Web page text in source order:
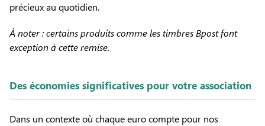
précieux au quotidien.
À noter : certains produits comme les timbres Bpost font
exception à cette remise.
Des économies significatives pour votre association
Dans un contexte où chaque euro compte pour nos